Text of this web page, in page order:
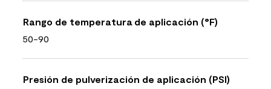
Rango de temperatura de aplicación (°F)
50-90
Presión de pulverización de aplicación (PSI)